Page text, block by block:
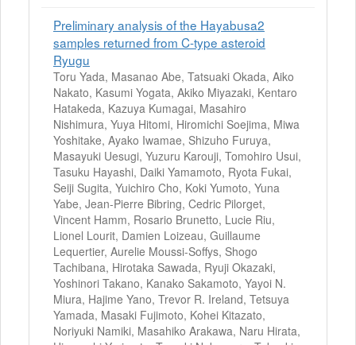
Preliminary analysis of the Hayabusa2
samples returned from C-type asteroid
Ryugu
Toru Yada, Masanao Abe, Tatsuaki Okada, Aiko
Nakato, Kasumi Yogata, Akiko Miyazaki, Kentaro
Hatakeda, Kazuya Kumagai, Masahiro
Nishimura, Yuya Hitomi, Hiromichi Soejima, Miwa
Yoshitake, Ayako Iwamae, Shizuho Furuya,
Masayuki Uesugi, Yuzuru Karouji, Tomohiro Usui,
Tasuku Hayashi, Daiki Yamamoto, Ryota Fukai,
Seiji Sugita, Yuichiro Cho, Koki Yumoto, Yuna
Yabe, Jean-Pierre Bibring, Cedric Pilorget,
Vincent Hamm, Rosario Brunetto, Lucie Riu,
Lionel Lourit, Damien Loizeau, Guillaume
Lequertier, Aurelie Moussi-Soffys, Shogo
Tachibana, Hirotaka Sawada, Ryuji Okazaki,
Yoshinori Takano, Kanako Sakamoto, Yayoi N.
Miura, Hajime Yano, Trevor R. Ireland, Tetsuya
Yamada, Masaki Fujimoto, Kohei Kitazato,
Noriyuki Namiki, Masahiko Arakawa, Naru Hirata,